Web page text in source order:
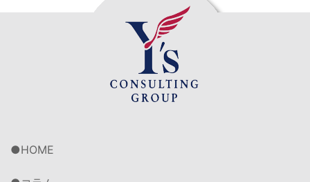
HOME